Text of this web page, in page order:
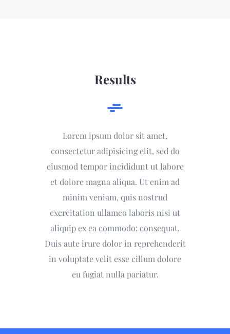
Results
Lorem ipsum dolor sit amet,
consectetur adipisicing elit, sed do
eiusmod tempor incididunt ut labore
et dolore magna aliqua. Ut enim ad
minim veniam, quis nostrud
exercitation ullamco laboris nisi ut
aliquip ex ea commodo: consequat.
Duis aute irure dolor in reprehenderit
in voluptate velit esse cillum dolore
eu fugiat nulla pariatur.